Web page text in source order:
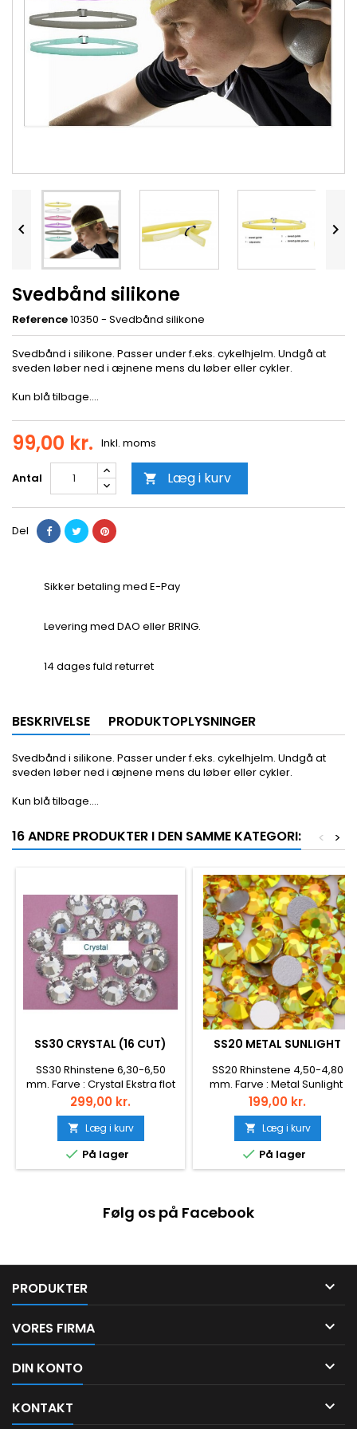
 
Svedbånd silikone
Reference10350 - Svedbånd silikone
Svedbånd i silikone. Passer under f.eks. cykelhjelm. Undgå at
sveden løber ned i æjnene mens du løber eller cykler.
Kun blå tilbage....
99,00 kr. Inkl. moms
Antal  Læg i kurv
Del
Sikker betaling med E-Pay
Levering med DAO eller BRING.
14 dages fuld returret
BESKRIVELSE PRODUKTOPLYSNINGER
Svedbånd i silikone. Passer under f.eks. cykelhjelm. Undgå at
sveden løber ned i æjnene mens du løber eller cykler.
Kun blå tilbage....
16 ANDRE PRODUKTER I DEN SAMME KATEGORI: >
<
SS30 CRYSTAL (16 CUT)
SS30 Rhinstene 6,30-6,50
mm. Farve : Crystal Ekstra flot
kvalitet. Med 16 facetter imod
de normale 12 Antal : 288stk.
Montering : Non Hotfix
Pris
299,00 kr.
 Læg i kurv
 På lager
SS20 METAL SUNLIGHT
SS20 Rhinstene 4,50-4,80
mm. Farve : Metal Sunlight
Antal : 1440 stk. Montering :
Lim (Non hotfix)
Pris
199,00 kr.
 Læg i kurv
 På lager
Følg os på Facebook
PRODUKTER 
VORES FIRMA 
DIN KONTO 
KONTAKT 